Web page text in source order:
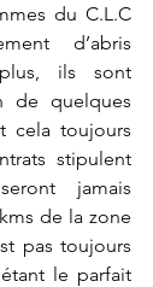
du C.L.C
d’abris
ils sont
de quelques
cela toujours
stipulent
jamais
de la zone
pas toujours
le parfait